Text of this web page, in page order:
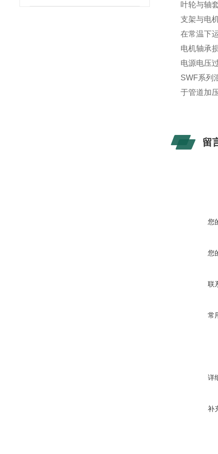
叶轮与轴
支架与电
在常温下
电机轴承
电源电压
SWF系列
于管道加
留
您
您
联
常
详
补